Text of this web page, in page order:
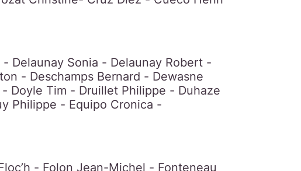
Delaunay Sonia - Delaunay Robert -
- Deschamps Bernard - Dewasne
Doyle Tim - Druillet Philippe - Duhaze
Philippe - Equipo Cronica -
- Folon Jean-Michel - Fonteneau